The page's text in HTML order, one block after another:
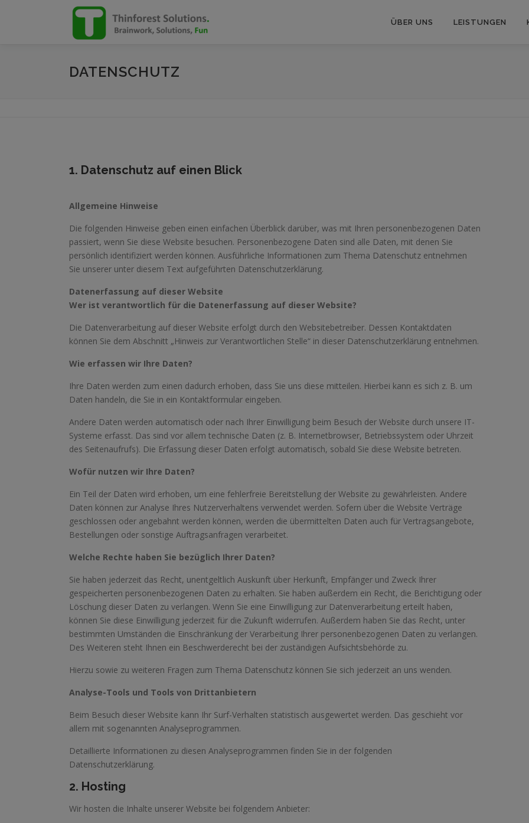
ÜBER UNS LEISTUNGEN
DATENSCHUTZ
1. Datenschutz auf einen Blick
Allgemeine Hinweise
Die folgenden Hinweise geben einen einfachen Überblick darüber, was mit Ihren personenbezogenen Daten
passiert, wenn Sie diese Website besuchen. Personenbezogene Daten sind alle Daten, mit denen Sie
persönlich identifiziert werden können. Ausführliche Informationen zum Thema Datenschutz entnehmen
Sie unserer unter diesem Text aufgeführten Datenschutzerklärung.
Datenerfassung auf dieser Website
Wer ist verantwortlich für die Datenerfassung auf dieser Website?
Die Datenverarbeitung auf dieser Website erfolgt durch den Websitebetreiber. Dessen Kontaktdaten
können Sie dem Abschnitt „Hinweis zur Verantwortlichen Stelle“ in dieser Datenschutzerklärung entnehmen.
Wie erfassen wir Ihre Daten?
Ihre Daten werden zum einen dadurch erhoben, dass Sie uns diese mitteilen. Hierbei kann es sich z. B. um
Daten handeln, die Sie in ein Kontaktformular eingeben.
Andere Daten werden automatisch oder nach Ihrer Einwilligung beim Besuch der Website durch unsere IT-
Systeme erfasst. Das sind vor allem technische Daten (z. B. Internetbrowser, Betriebssystem oder Uhrzeit
des Seitenaufrufs). Die Erfassung dieser Daten erfolgt automatisch, sobald Sie diese Website betreten.
Wofür nutzen wir Ihre Daten?
Ein Teil der Daten wird erhoben, um eine fehlerfreie Bereitstellung der Website zu gewährleisten. Andere
Daten können zur Analyse Ihres Nutzerverhaltens verwendet werden. Sofern über die Website Verträge
geschlossen oder angebahnt werden können, werden die übermittelten Daten auch für Vertragsangebote,
Bestellungen oder sonstige Auftragsanfragen verarbeitet.
Welche Rechte haben Sie bezüglich Ihrer Daten?
Sie haben jederzeit das Recht, unentgeltlich Auskunft über Herkunft, Empfänger und Zweck Ihrer
gespeicherten personenbezogenen Daten zu erhalten. Sie haben außerdem ein Recht, die Berichtigung oder
Löschung dieser Daten zu verlangen. Wenn Sie eine Einwilligung zur Datenverarbeitung erteilt haben,
können Sie diese Einwilligung jederzeit für die Zukunft widerrufen. Außerdem haben Sie das Recht, unter
bestimmten Umständen die Einschränkung der Verarbeitung Ihrer personenbezogenen Daten zu verlangen.
Des Weiteren steht Ihnen ein Beschwerderecht bei der zuständigen Aufsichtsbehörde zu.
Hierzu sowie zu weiteren Fragen zum Thema Datenschutz können Sie sich jederzeit an uns wenden.
Analyse-Tools und Tools von Drittanbietern
Beim Besuch dieser Website kann Ihr Surf-Verhalten statistisch ausgewertet werden. Das geschieht vor
allem mit sogenannten Analyseprogrammen.
Detaillierte Informationen zu diesen Analyseprogrammen finden Sie in der folgenden
Datenschutzerklärung.
2. Hosting
Wir hosten die Inhalte unserer Website bei folgendem Anbieter: